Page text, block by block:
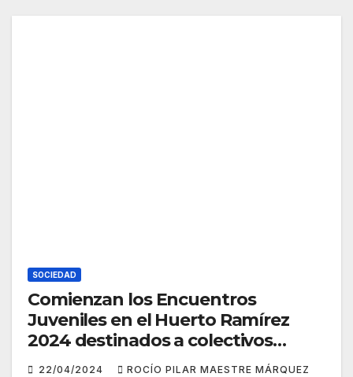
SOCIEDAD
Comienzan los Encuentros
Juveniles en el Huerto Ramírez
2024 destinados a colectivos
municipales de la provincia
22/04/2024 ROCÍO PILAR MAESTRE MÁRQUEZ